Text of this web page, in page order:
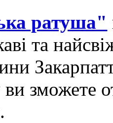
ратуша"
та
ви зможете